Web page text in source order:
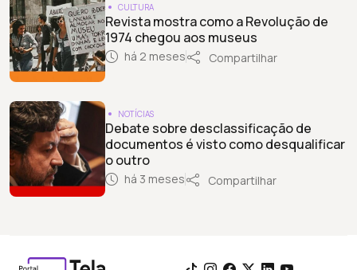
CULTURA
Revista mostra como a Revolução de
1974 chegou aos museus
há 2 meses Compartilhar
NOTÍCIAS
Debate sobre desclassificação de
documentos é visto como desqualificar
o outro
há 3 meses Compartilhar